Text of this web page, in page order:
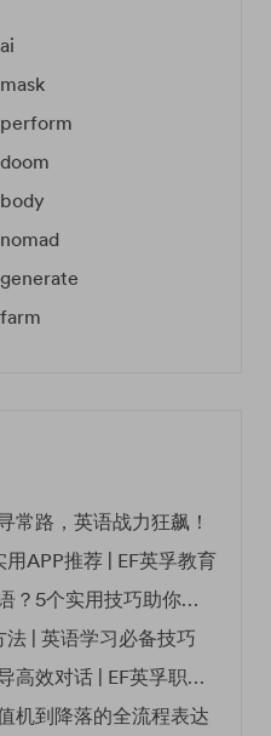
ai
mask
perform
doom
body
nomad
generate
farm
常路，英语战力狂飙！
APP推荐 | EF英孚教育
普通打工人如何高效学英语？5个实用技巧助你突破职场瓶颈
| 英语学习必备技巧
职场沟通秘籍：如何与领导高效对话 | EF英孚职场指南
机到降落的全流程表达